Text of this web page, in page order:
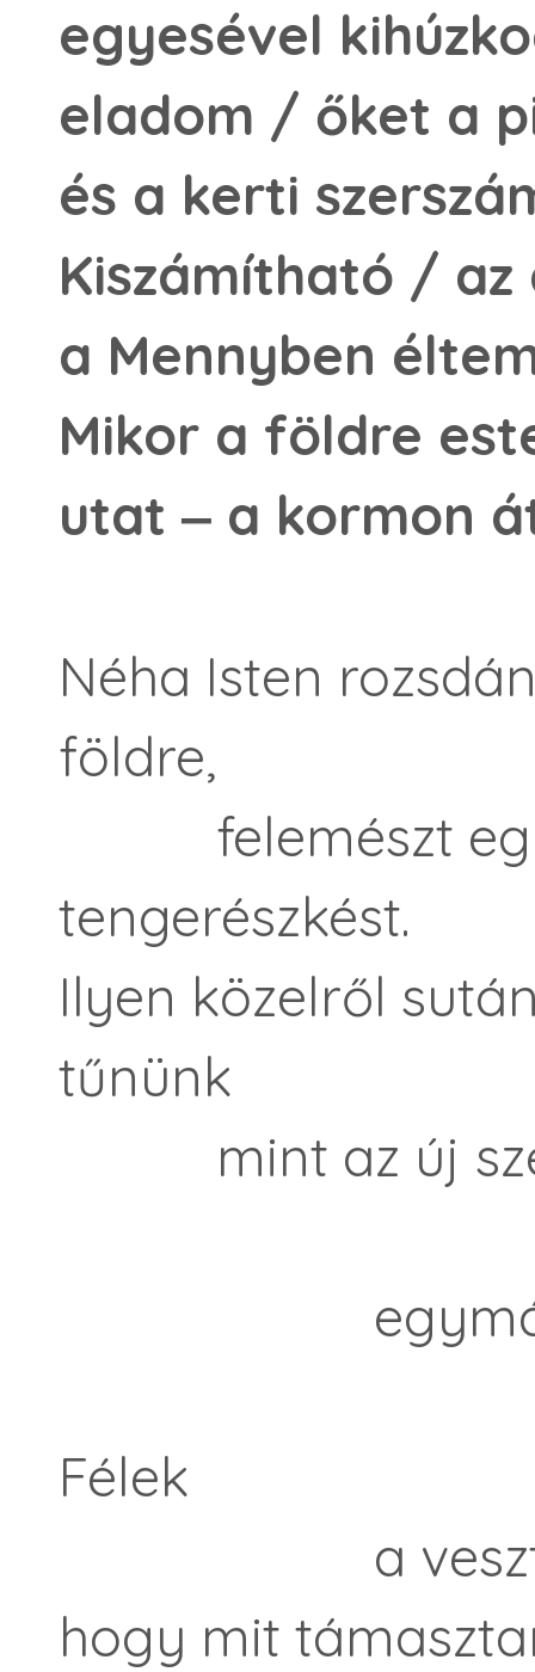
egyesével
eladom / őket a
és a kerti
Kiszámítható / az
a Mennyben
Mikor a földre
utat ‒ a kormon
Néha Isten
földre,
felemészt egy
tengerészkést.
Ilyen közelről
tűnünk
mint az új
egymás
Félek
a
hogy mit